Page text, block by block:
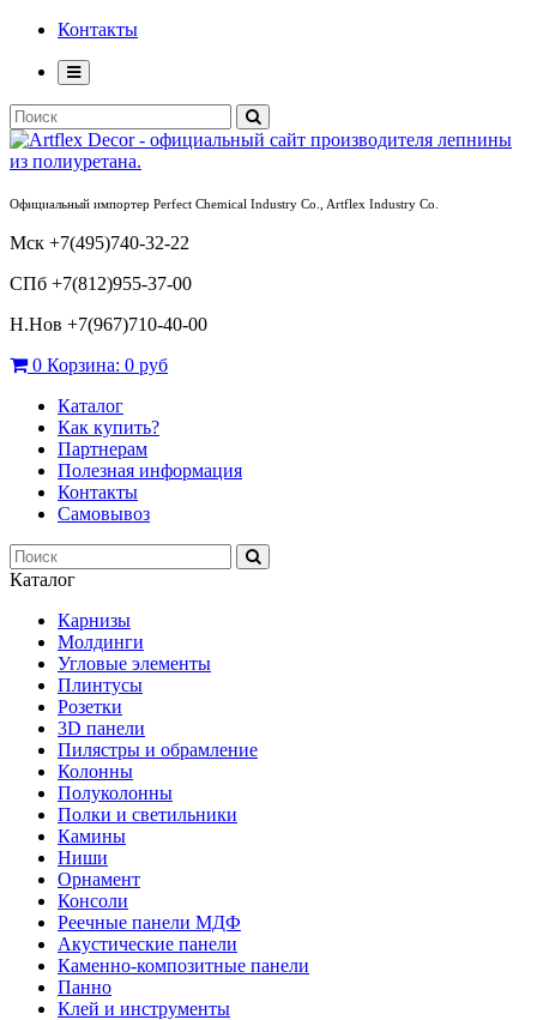
Контакты
Официальный импортер Perfect Chemical Industry Co., Artflex Industry Co.
Мск +7(495)740-32-22
СПб +7(812)955-37-00
Н.Нов +7(967)710-40-00
0 Корзина: 0 руб
Каталог
Как купить?
Партнерам
Полезная информация
Контакты
Самовывоз
Каталог
Карнизы
Молдинги
Угловые элементы
Плинтусы
Розетки
3D панели
Пилястры и обрамление
Колонны
Полуколонны
Полки и светильники
Камины
Ниши
Орнамент
Консоли
Реечные панели МДФ
Акустические панели
Каменно-композитные панели
Панно
Клей и инструменты